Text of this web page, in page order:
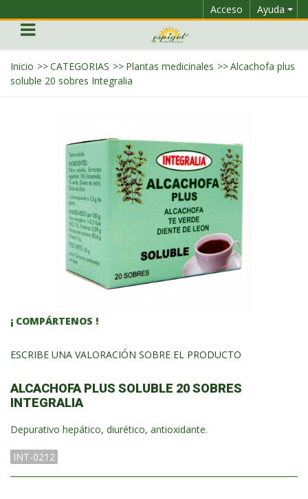
Ayuda
Acceso
Inicio >>CATEGORIAS >> Plantas medicinales >>Alcachofa plus
soluble 20 sobres Integralia
¡ COMPÁRTENOS !
ESCRIBE UNA VALORACIÓN SOBRE EL PRODUCTO
ALCACHOFA PLUS SOLUBLE 20 SOBRES
INTEGRALIA
Depurativo hepático, diurético, antioxidante.
INT-0212